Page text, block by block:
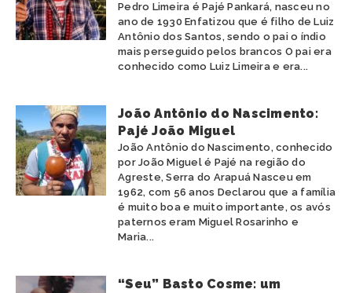
Pedro Limeira é Pajé Pankará, nasceu no
ano de 1930 Enfatizou que é filho de Luiz
Antônio dos Santos, sendo o pai o índio
mais perseguido pelos brancos O pai era
conhecido como Luiz Limeira e era...
João Antônio do Nascimento:
Pajé João Miguel
João Antônio do Nascimento, conhecido
por João Miguel é Pajé na região do
Agreste, Serra do Arapuá Nasceu em
1962, com 56 anos Declarou que a família
é muito boa e muito importante, os avós
paternos eram Miguel Rosarinho e
Maria...
“Seu” Basto Cosme: um